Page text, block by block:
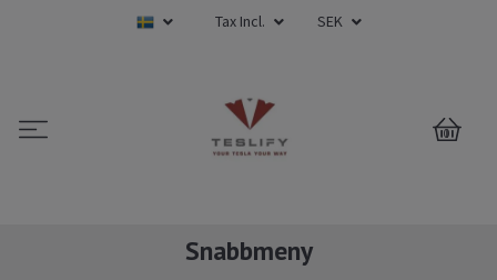
Tax Incl. SEK
0
Snabbmeny